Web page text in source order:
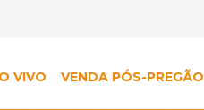
VIVO VENDA PÓS-PREGÃO